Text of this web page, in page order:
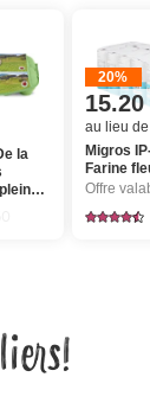
la
20%
15.20
au lieu
Migros
Farine